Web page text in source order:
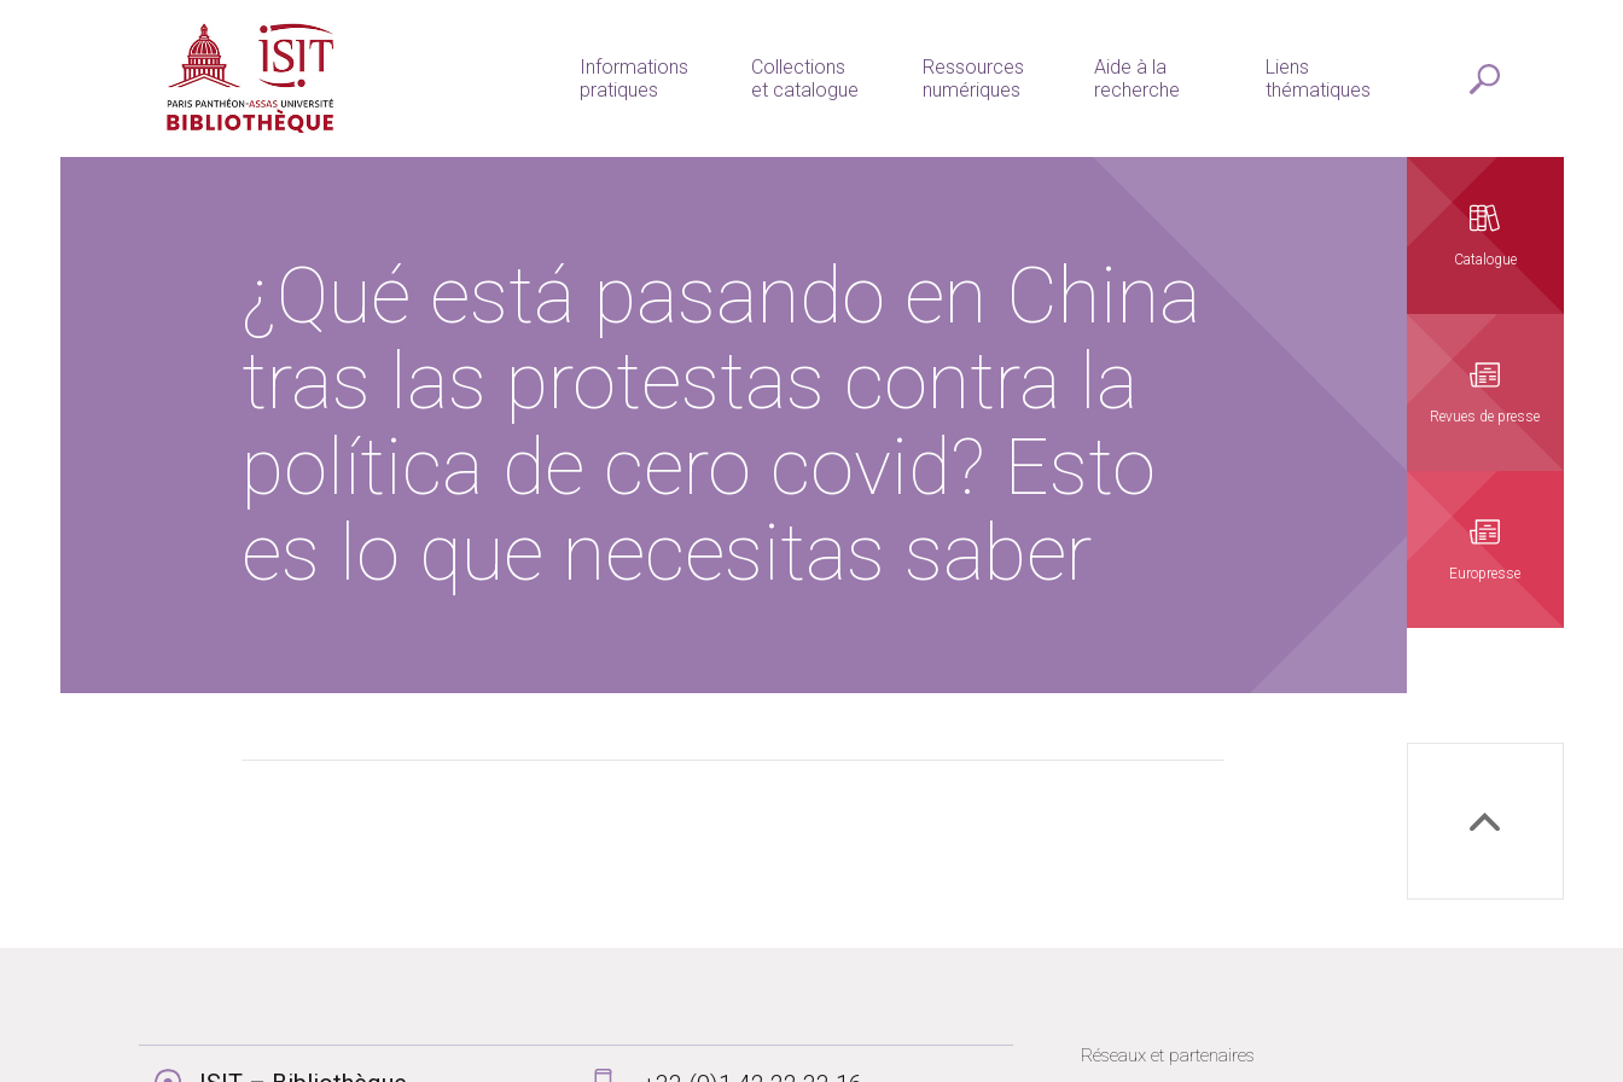
Informations
pratiques
Collections
et catalogue
Ressources
numériques
Aide à la
recherche
Liens
thématiques
¿Qué está pasando en China
tras las protestas contra la
política de cero covid? Esto
es lo que necesitas saber
Catalogue
Revues de presse
Europresse
Réseaux et partenaires